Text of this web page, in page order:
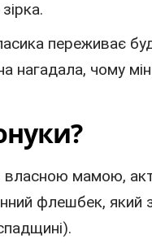
переживає
нагадала, чому
з власною мамою,
флешбек, який